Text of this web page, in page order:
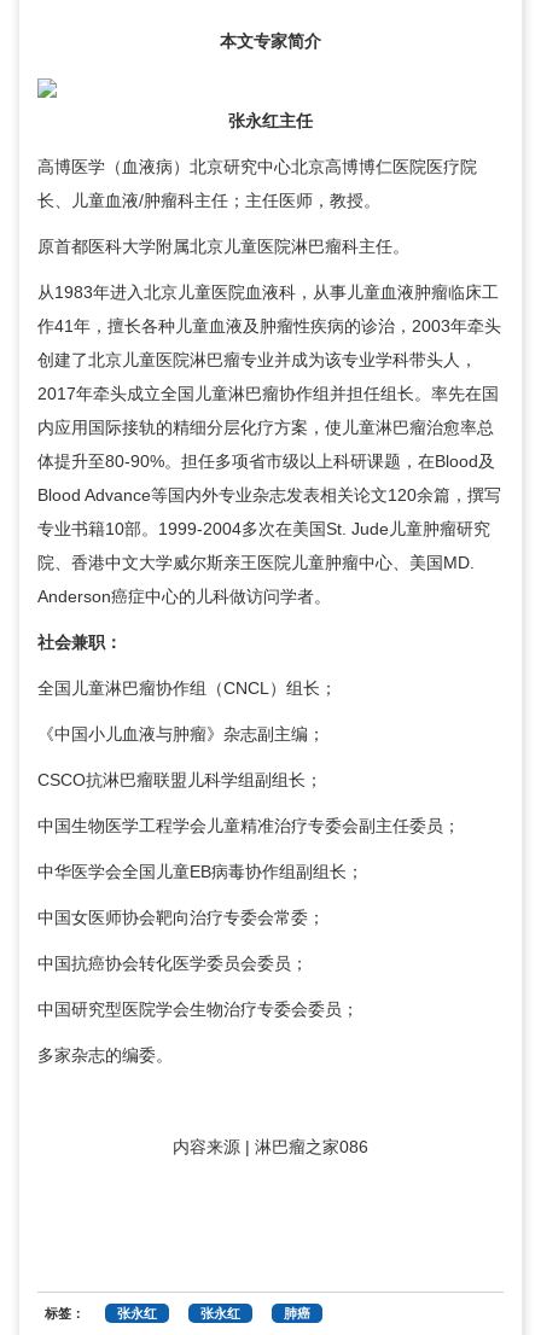
本文专家简介
张永红主任
高博医学（血液病）北京研究中心北京高博博仁医院医疗院
长、儿童血液/肿瘤科主任；主任医师，教授。
原首都医科大学附属北京儿童医院淋巴瘤科主任。
从1983年进入北京儿童医院血液科，从事儿童血液肿瘤临床工
作41年，擅长各种儿童血液及肿瘤性疾病的诊治，2003年牵头
创建了北京儿童医院淋巴瘤专业并成为该专业学科带头人，
2017年牵头成立全国儿童淋巴瘤协作组并担任组长。率先在国
内应用国际接轨的精细分层化疗方案，使儿童淋巴瘤治愈率总
体提升至80-90%。担任多项省市级以上科研课题，在Blood及
Blood Advance等国内外专业杂志发表相关论文120余篇，撰写
专业书籍10部。1999-2004多次在美国St. Jude儿童肿瘤研究
院、香港中文大学威尔斯亲王医院儿童肿瘤中心、美国MD.
Anderson癌症中心的儿科做访问学者。
社会兼职：
全国儿童淋巴瘤协作组（CNCL）组长；
《中国小儿血液与肿瘤》杂志副主编；
CSCO抗淋巴瘤联盟儿科学组副组长；
中国生物医学工程学会儿童精准治疗专委会副主任委员；
中华医学会全国儿童EB病毒协作组副组长；
中国女医师协会靶向治疗专委会常委；
中国抗癌协会转化医学委员会委员；
中国研究型医院学会生物治疗专委会委员；
多家杂志的编委。
内容来源 | 淋巴瘤之家086
标签： 张永红 张永红 肺癌